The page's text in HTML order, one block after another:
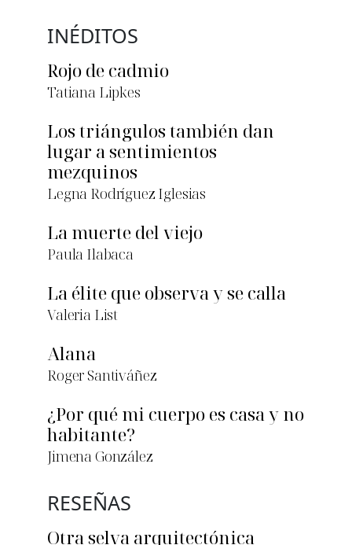
INÉDITOS
Rojo de cadmio
Tatiana Lipkes
Los triángulos también dan
lugar a sentimientos
mezquinos
Legna Rodríguez Iglesias
La muerte del viejo
Paula Ilabaca
La élite que observa y se calla
Valeria List
Alana
Roger Santiváñez
¿Por qué mi cuerpo es casa y no
habitante?
Jimena González
RESEÑAS
Otra selva arquitectónica